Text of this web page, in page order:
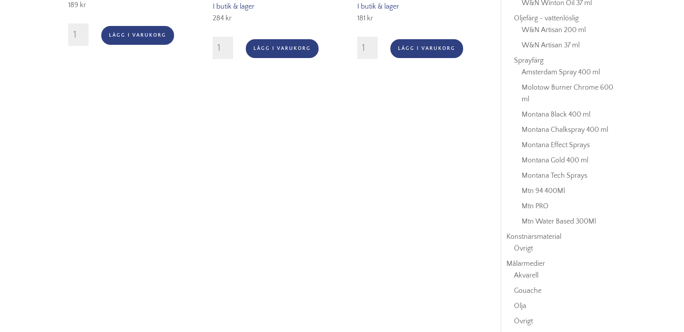
189 kr
Winsor
LÄGG I VARUKORG
I butik & lager
284 kr
Oljefärg
(vattenlöslig)
LÄGG I VARUKORG
I butik & lager
181 kr
WINSOR
LÄGG I VARUKORG
W&N Winton Oil 37 ml
Oljefärg - vattenlöslig
W&N Artisan 200 ml
W&N Artisan 37 ml
Sprayfärg
Amsterdam Spray 400 ml
Molotow Burner Chrome 600
ml
Montana Black 400 ml
Montana Chalkspray 400 ml
Montana Effect Sprays
Montana Gold 400 ml
Montana Tech Sprays
Mtn 94 400Ml
Mtn PRO
Mtn Water Based 300Ml
Konstnärsmaterial
Övrigt
Målarmedier
Akvarell
Gouache
Olja
Övrigt